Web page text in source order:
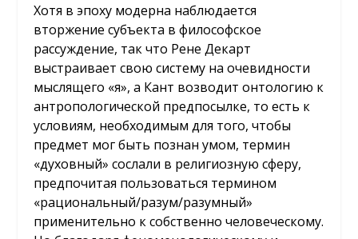
Хотя в эпоху модерна наблюдается
вторжение субъекта в философское
рассуждение, так что Рене Декарт
выстраивает свою систему на очевидности
мыслящего «я», а Кант возводит онтологию к
антропологической предпосылке, то есть к
условиям, необходимым для того, чтобы
предмет мог быть познан умом, термин
«духовный» сослали в религиозную сферу,
предпочитая пользоваться термином
«рациональный/разум/разумный»
применительно к собственно человеческому.